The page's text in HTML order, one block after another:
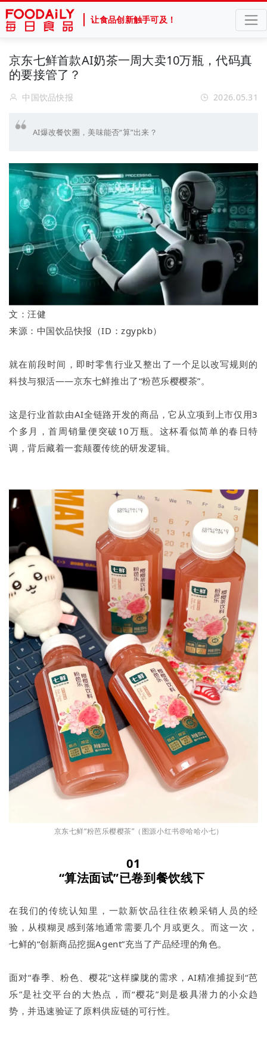
让食品创新触手可及！
京东七鲜首款AI奶茶一周大卖10万瓶，代码真
的要接管了？
中国饮品快报 2026.05.31
AI爆改餐饮圈，美味能否“算”出来？
文：汪健
来源：中国饮品快报（ID：zgypkb）
就在前段时间，即时零售行业又整出了一个足以改写规则的
科技与狠活——京东七鲜推出了“粉芭乐樱樱茶”。
这是行业首款由AI全链路开发的商品，它从立项到上市仅用3
个多月，首周销量便突破10万瓶。这杯看似简单的春日特
调，背后藏着一套颠覆传统的研发逻辑。
京东七鲜“粉芭乐樱樱茶”（图源小红书@哈哈小七）
01
“算法面试”已卷到餐饮线下
在我们的传统认知里，一款新饮品往往依赖采销人员的经
验，从模糊灵感到落地通常需要几个月或更久。而这一次，
七鲜的“创新商品挖掘Agent”充当了产品经理的角色。
面对“春季、粉色、樱花”这样朦胧的需求，AI精准捕捉到“芭
乐”是社交平台的大热点，而“樱花”则是极具潜力的小众趋
势，并迅速验证了原料供应链的可行性。